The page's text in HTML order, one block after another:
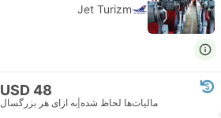
Jet Turizm
USD 48
مالیات‌ها لحاظ شده به ازای هر بزرگسال